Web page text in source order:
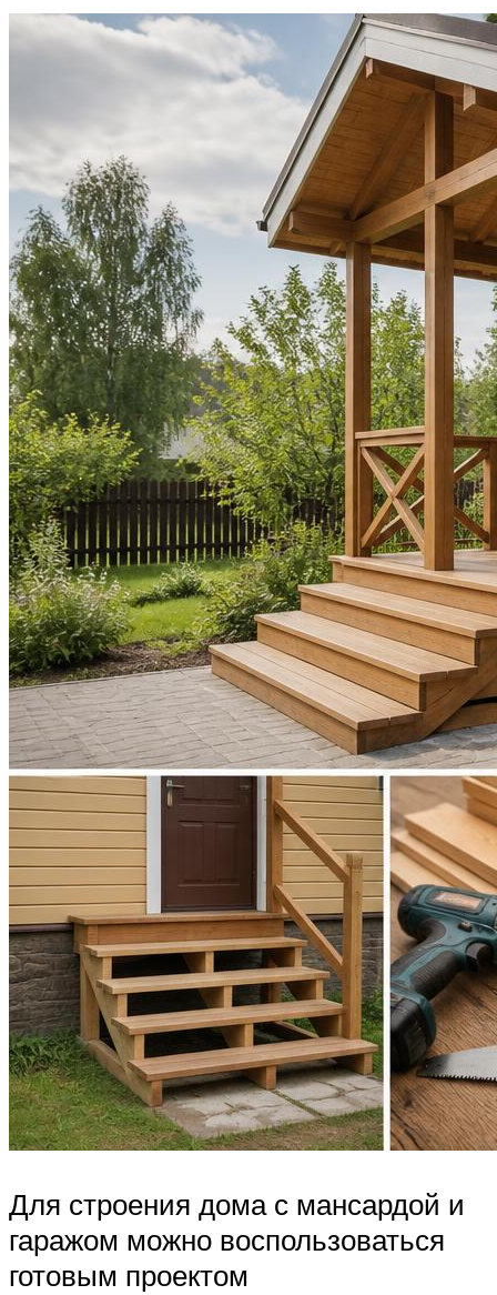
Для строения дома с мансардой и
гаражом можно воспользоваться
готовым проектом